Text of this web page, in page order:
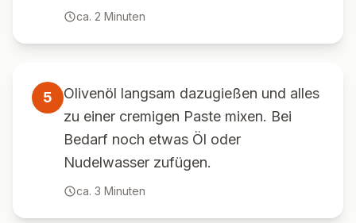
ca. 2 Minuten
5
Olivenöl langsam dazugießen und alles
zu einer cremigen Paste mixen. Bei
Bedarf noch etwas Öl oder
Nudelwasser zufügen.
ca. 3 Minuten